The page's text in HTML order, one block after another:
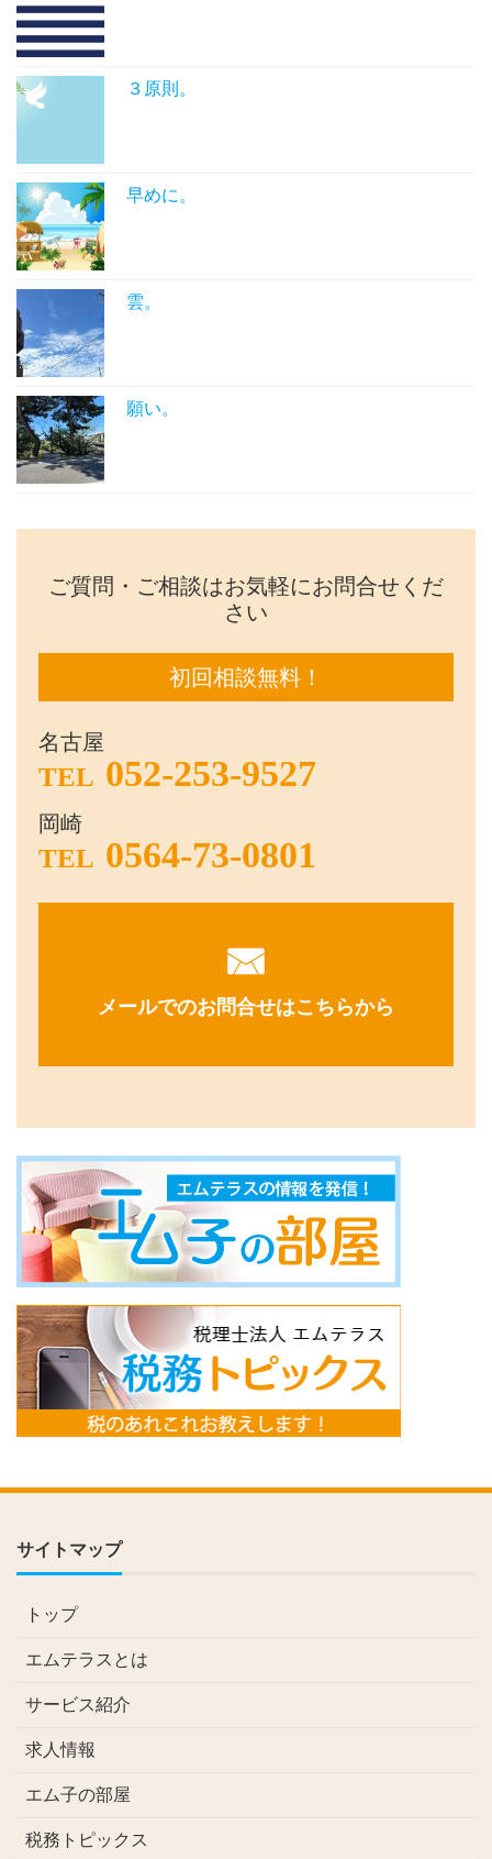
３原則。
早めに。
雲。
願い。
ご質問・ご相談はお気軽にお問合せくだ
さい
初回相談無料！
名古屋
TEL 052-253-9527
岡崎
TEL 0564-73-0801
メールでのお問合せはこちらから
サイトマップ
トップ
エムテラスとは
サービス紹介
求人情報
エム子の部屋
税務トピックス